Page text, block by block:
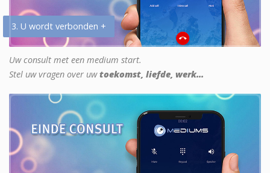
3. U wordt verbonden +
Uw consult met een medium start.
Stel uw vragen over uwtoekomst, liefde, werk...